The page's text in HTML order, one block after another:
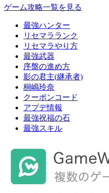
ゲーム攻略一覧を見る
最強ハンター
リセマラランク
リセマラやり方
最強武器
序盤の進め方
影の君主(継承者)
桐嶋玲奈
クーポンコード
アプデ情報
最強祝福の石
最強スキル